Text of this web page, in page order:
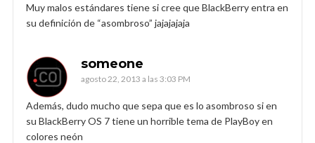
Muy malos estándares tiene si cree que BlackBerry entra en
su definición de “asombroso” jajajajaja
someone
agosto 22, 2013 a las 3:03 PM
Además, dudo mucho que sepa que es lo asombroso si en
su BlackBerry OS 7 tiene un horrible tema de PlayBoy en
colores neón